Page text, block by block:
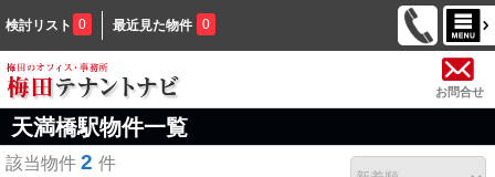
検討リスト 0 最近見た物件 0
お問合せ
天満橋駅物件一覧
該当物件 2 件